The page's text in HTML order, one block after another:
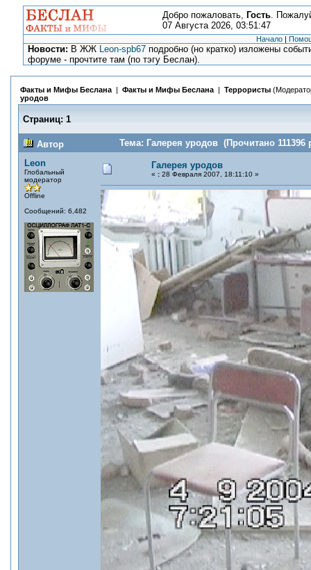
Добро пожаловать, Гость.
07 Августа 2026, 03:51:47
Начало |
Новости: В ЖЖ Leon-spb67 подробно (но кратко) изложены
форуме - прочтите там (по тэгу Беслан).
Факты и Мифы Беслана | Факты и Мифы Беслана | Террористы
уродов
Страниц: 1
Автор
Тема: Галерея уродов (Прочитано 111396
Leon
Глобальный
модератор
Offline
Сообщений: 6,482
Галерея уродов
« : 28 Февраля 2007, 18:11:10 »